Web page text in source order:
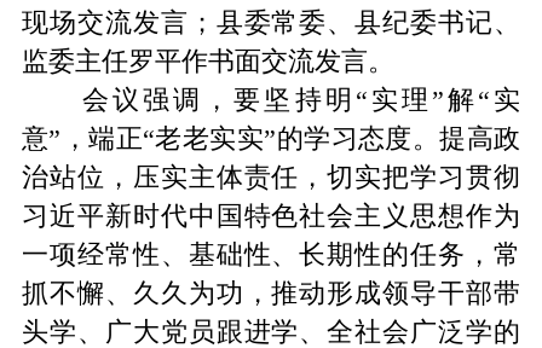
现场交流发言；县委常委、县纪委书记、
监委主任罗平作书面交流发言。
会议强调，要坚持明“实理”解“实
意”，端正“老老实实”的学习态度。提高政
治站位，压实主体责任，切实把学习贯彻
习近平新时代中国特色社会主义思想作为
一项经常性、基础性、长期性的任务，常
抓不懈、久久为功，推动形成领导干部带
头学、广大党员跟进学、全社会广泛学的